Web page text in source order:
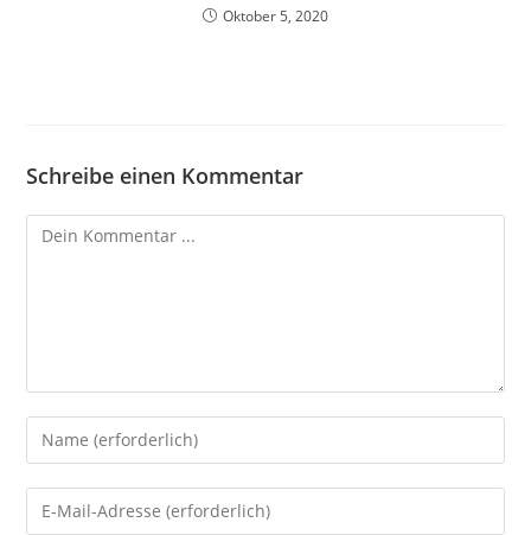
Oktober 5, 2020
Schreibe einen Kommentar